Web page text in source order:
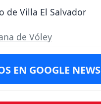
de Villa El Salvador
de Vóley
EN GOOGLE NEWS